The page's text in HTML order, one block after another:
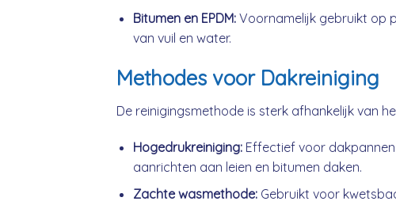
Bitumen en EPDM:Voornamelijk gebruikt op
van vuil en water.
Methodes voor Dakreiniging
De reinigingsmethode is sterk afhankelijk van
Hogedrukreiniging:Effectief voor
aanrichten aan leien en bitumen daken.
Zachte wasmethode:Gebruikt voor